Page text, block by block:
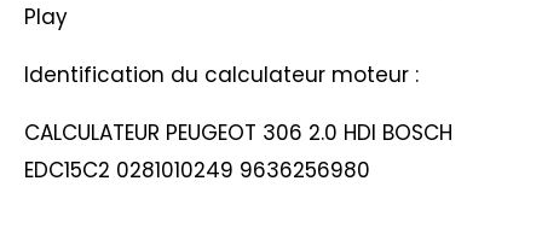
Play
Identification du calculateur moteur :
CALCULATEUR PEUGEOT 306 2.0 HDI BOSCH
EDC15C2 0281010249 9636256980